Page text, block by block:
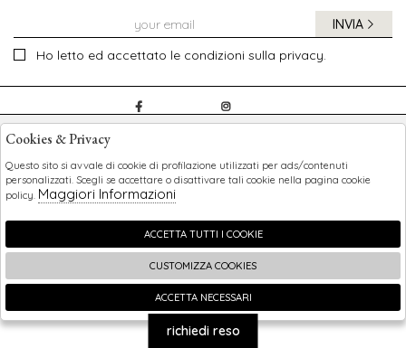
Ho letto ed accettato le condizioni sulla privacy.
INVIA
SHOPPING
EXTRA
🍪
richiedi reso
Cookies & Privacy
Questo sito si avvale di cookie di profilazione utilizzati per ads/contenuti
personalizzati. Scegli se accettare o disattivare tali cookie nella pagina cookie
policy. Maggiori Informazioni
ACCETTA TUTTI I COOKIE
CUSTOMIZZA COOKIES
ACCETTA NECESSARI